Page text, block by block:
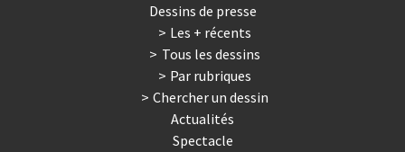
Dessins de presse
Les + récents
Tous les dessins
Par rubriques
Chercher un dessin
Actualités
Spectacle